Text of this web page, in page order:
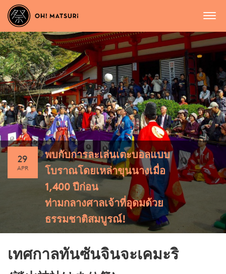
29
APR
พบกับการละเล่นเตะบอลแบบ
โบราณโดยเหล่าขุนนางเมื่อ
1,400 ปีก่อน
ท่ามกลางศาลเจ้าที่อุดมด้วย
ธรรมชาติสมบูรณ์!
เทศกาลทันซันจินจะเคมะริ